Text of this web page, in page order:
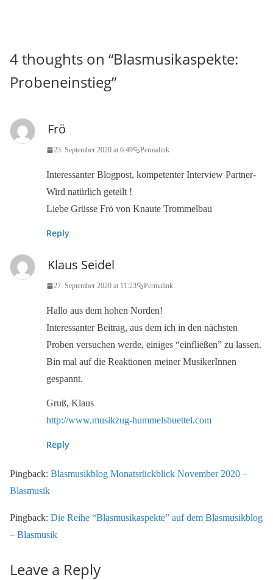
4 thoughts on “Blasmusikaspekte:
Probeneinstieg”
Frö
23. September 2020 at 6:49 Permalink
Interessanter Blogpost, kompetenter Interview Partner-
Wird natürlich geteilt !
Liebe Grüsse Frö von Knaute Trommelbau
Reply
Klaus Seidel
27. September 2020 at 11:23 Permalink
Hallo aus dem hohen Norden!
Interessanter Beitrag, aus dem ich in den nächsten
Proben versuchen werde, einiges “einfließen” zu lassen.
Bin mal auf die Reaktionen meiner MusikerInnen
gespannt.
Gruß, Klaus
http://www.musikzug-hummelsbuettel.com
Reply
Pingback: Blasmusikblog Monatsrückblick November 2020 –
Blasmusik
Pingback: Die Reihe “Blasmusikaspekte” auf dem Blasmusikblog
– Blasmusik
Leave a Reply